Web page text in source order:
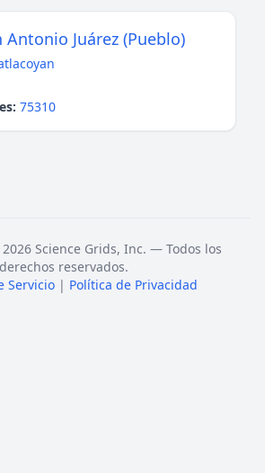
Antonio Juárez (Pueblo)
75310
Science Grids, Inc. — Todos los
derechos reservados.
Servicio | Política de Privacidad